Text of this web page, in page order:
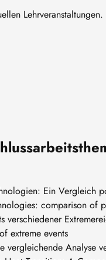
Lehrveranstaltungen.
Ein Vergleich
comparison of
verschiedener
extreme events
Analyse